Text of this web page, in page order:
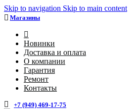
Skip to navigation Skip to main content
Магазины
Новинки
Доставка и оплата
О компании
Гарантия
Ремонт
Контакты
+7 (949) 469-17-75